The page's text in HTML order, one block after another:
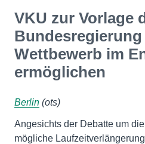
VKU zur Vorlage
Wettbewerb im
ermöglichen
Berlin (ots)
Angesichts der Debatte um
mögliche